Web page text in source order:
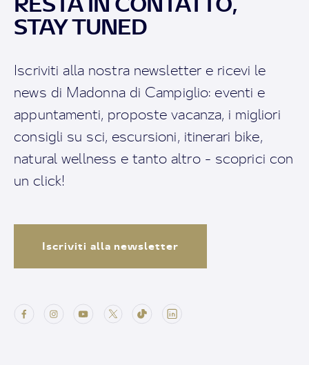
STAY TUNED
Iscriviti alla nostra newsletter e ricevi le
news di Madonna di Campiglio: eventi e
appuntamenti, proposte vacanza, i migliori
consigli su sci, escursioni, itinerari bike,
natural wellness e tanto altro - scoprici con
un click!
Iscriviti alla newsletter